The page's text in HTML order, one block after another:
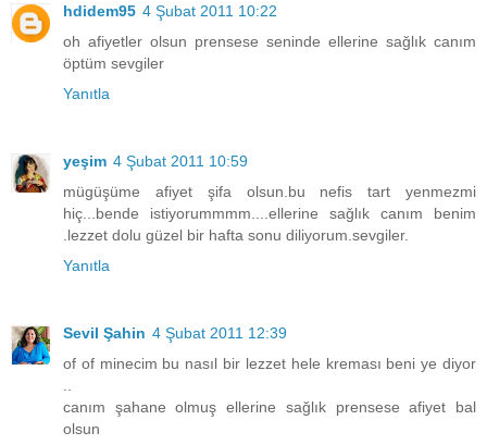
hdidem95 4 Şubat 2011 10:22
oh afiyetler olsun prensese seninde ellerine sağlık canım
öptüm sevgiler
Yanıtla
yeşim 4 Şubat 2011 10:59
mügüşüme afiyet şifa olsun.bu nefis tart yenmezmi
hiç...bende istiyorummmm....ellerine sağlık canım benim
.lezzet dolu güzel bir hafta sonu diliyorum.sevgiler.
Yanıtla
Sevil Şahin 4 Şubat 2011 12:39
of of minecim bu nasıl bir lezzet hele kreması beni ye diyor
canım şahane olmuş ellerine sağlık prensese afiyet bal
olsun